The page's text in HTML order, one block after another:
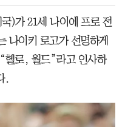
)가 21세 나이에 프로 전
나이키 로고가 선명하게
헬로, 월드”라고 인사하
.